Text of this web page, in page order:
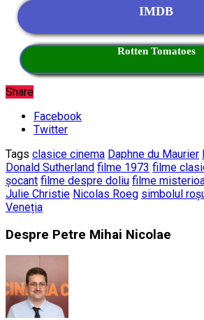
IMDB
Rotten Tomatoes
Share
Facebook
Twitter
Tags clasice cinema Daphne du Maurier
Donald Sutherland filme 1973 filme
șocant filme despre doliu filme
Julie Christie Nicolas Roeg simbolul
Veneția
Despre Petre Mihai Nicolae